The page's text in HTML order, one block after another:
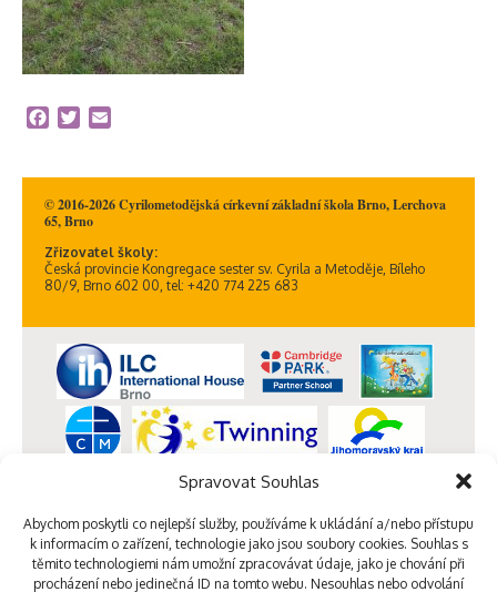
Spravovat Souhlas
Abychom poskytli co nejlepší služby, používáme k ukládání a/nebo přístupu
k informacím o zařízení, technologie jako jsou soubory cookies. Souhlas s
těmito technologiemi nám umožní zpracovávat údaje, jako je chování při
procházení nebo jedinečná ID na tomto webu. Nesouhlas nebo odvolání
Facebook
Twitter
© 2016-2026 Cyrilometodějská církevní základní škola Brno, Lerchova
65, Brno
Zřizovatel školy:
Česká provincie Kongregace sester sv. Cyrila a Metoděje, Bíleho
80/9, Brno 602 00, tel: +420 774 225 683